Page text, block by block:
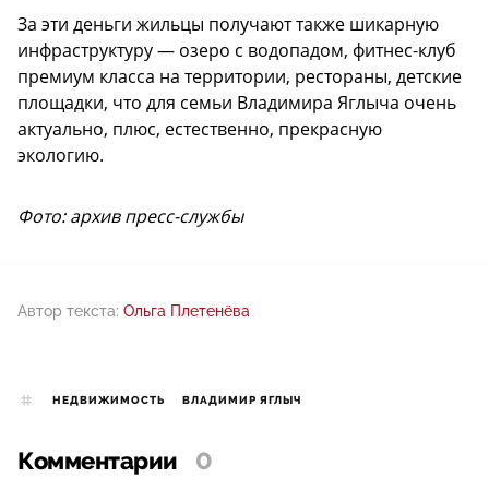
За эти деньги жильцы получают также шикарную
инфраструктуру — озеро с водопадом, фитнес-клуб
премиум класса на территории, рестораны, детские
площадки, что для семьи Владимира Яглыча очень
актуально, плюс, естественно, прекрасную
экологию.
Фото: архив пресс-службы
Автор текста: Ольга Плетенёва
НЕДВИЖИМОСТЬ ВЛАДИМИР ЯГЛЫЧ
Комментарии 0